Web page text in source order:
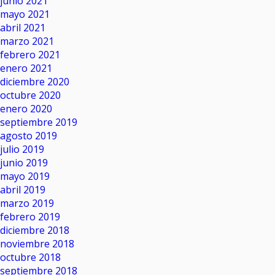
mayo 2021
abril 2021
marzo 2021
febrero 2021
enero 2021
diciembre 2020
octubre 2020
enero 2020
septiembre 2019
agosto 2019
julio 2019
junio 2019
mayo 2019
abril 2019
marzo 2019
febrero 2019
diciembre 2018
noviembre 2018
octubre 2018
septiembre 2018